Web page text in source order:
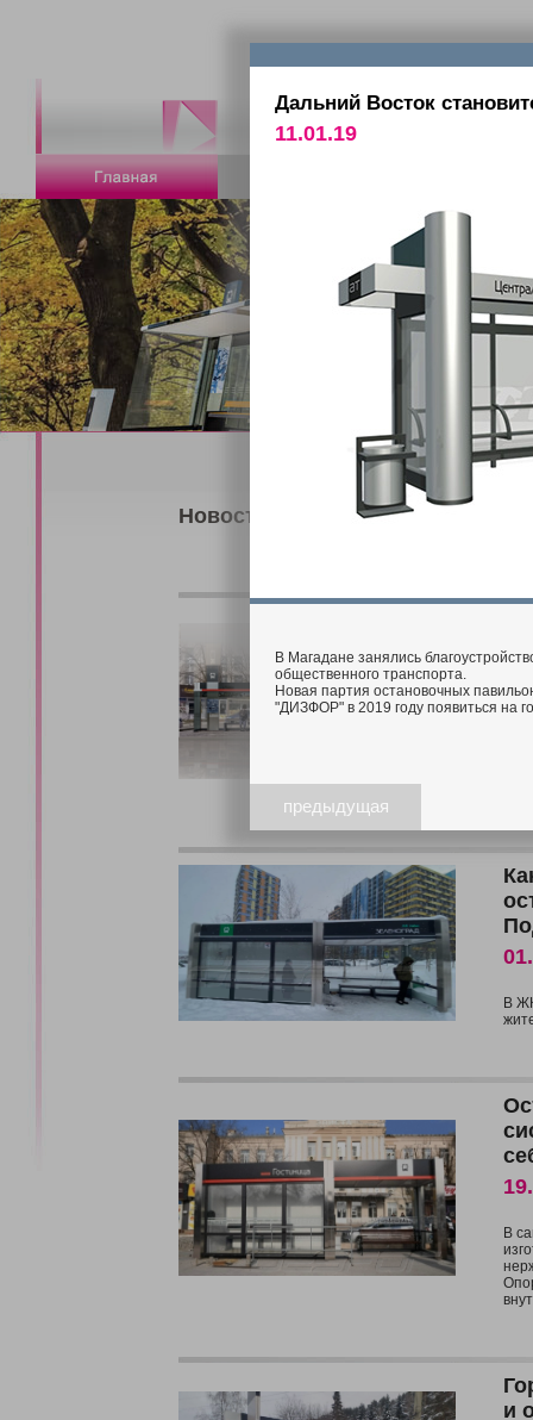
Новости
В
В
и
Дальний Восток
11.01.19
В Магадане занялись
общественного транспорта.
Новая партия остановочных
"ДИЗФОР" в 2019 году появиться на
предыдущая